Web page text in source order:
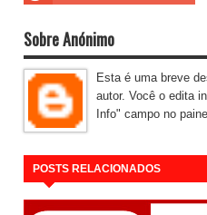
Sobre Anónimo
Esta é uma breve
autor. Você o edita
Info" campo no
POSTS RELACIONADOS